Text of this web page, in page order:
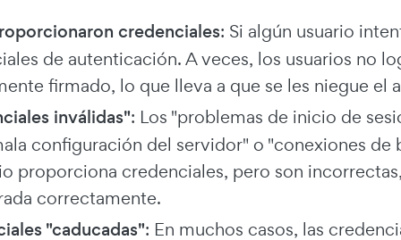
credenciales: Si algún usuario
de autenticación. A veces, los usuarios no
firmado, lo que lleva a que se les niegue el
inválidas": Los "problemas de inicio de
configuración del servidor" o "conexiones de
proporciona credenciales, pero son
correctamente.
"caducadas": En muchos casos, las